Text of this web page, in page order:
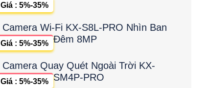
Giá : 5%-35%
Camera Wi-Fi KX-S8L-PRO Nhìn Ban
Đêm 8MP
Giá : 5%-35%
Camera Quay Quét Ngoài Trời KX-
SM4P-PRO
Giá : 5%-35%